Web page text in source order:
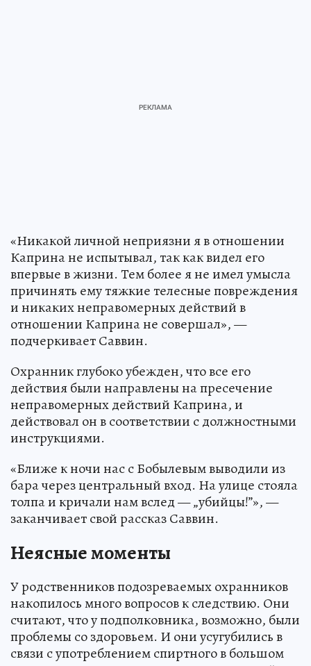
«Никакой личной неприязни я в отношении
Каприна не испытывал, так как видел его
впервые в жизни. Тем более я не имел умысла
причинять ему тяжкие телесные повреждения
и никаких неправомерных действий в
отношении Каприна не совершал», —
подчеркивает Саввин.
Охранник глубоко убежден, что все его
действия были направлены на пресечение
неправомерных действий Каприна, и
действовал он в соответствии с должностными
инструкциями.
«Ближе к ночи нас с Бобылевым выводили из
бара через центральный вход. На улице стояла
толпа и кричали нам вслед — „убийцы!”», —
заканчивает свой рассказ Саввин.
Неясные моменты
У родственников подозреваемых охранников
накопилось много вопросов к следствию. Они
считают, что у подполковника, возможно, были
проблемы со здоровьем. И они усугубились в
связи с употреблением спиртного в большом